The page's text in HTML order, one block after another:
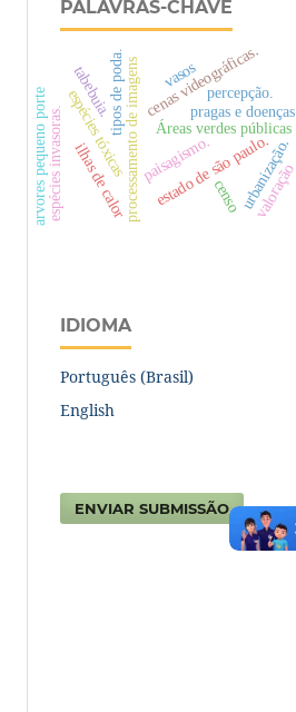
PALAVRAS-CHAVE
Áreas verdes públicas
processamento de imagens
espécies tóxicas
espécies invasoras. estado de são paulo.
arvores pequeno porte tipos de poda.
paisagismo.
cenas videográficas.
censourbanização.
pragas e doenças
ilhas de calor valoração
percepção.
vasos
tabebuia.
IDIOMA
Português (Brasil)
English
ENVIAR SUBMISSÃO